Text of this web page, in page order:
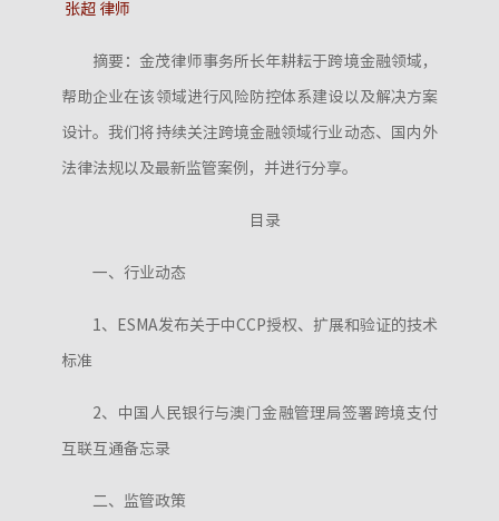
张超 律师
摘要：金茂律师事务所长年耕耘于跨境金融领域，
帮助企业在该领域进行风险防控体系建设以及解决方案
设计。我们将持续关注跨境金融领域行业动态、国内外
法律法规以及最新监管案例，并进行分享。
目录
一、行业动态
1、ESMA发布关于中CCP授权、扩展和验证的技术
标准
2、中国人民银行与澳门金融管理局签署跨境支付
互联互通备忘录
二、监管政策